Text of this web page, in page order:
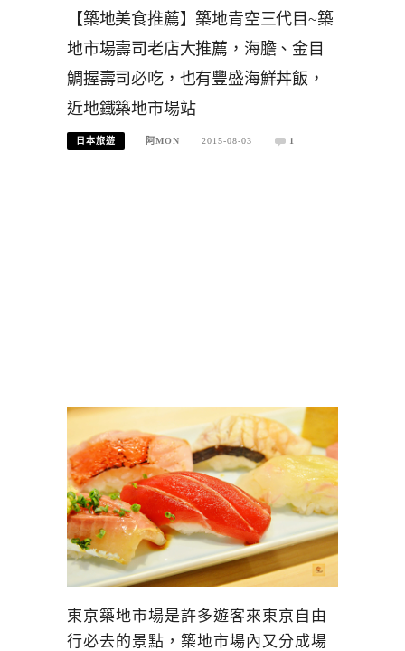
【築地美食推薦】築地青空三代目~築
地市場壽司老店大推薦，海膽、金目
鯛握壽司必吃，也有豐盛海鮮丼飯，
近地鐵築地市場站
日本旅遊 阿MON 2015-08-03 1
東京築地市場是許多遊客來東京自由
行必去的景點，築地市場內又分成場